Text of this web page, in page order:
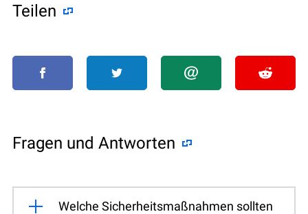
Teilen
Fragen und Antworten
Welche Sicherheitsmaßnahmen sollten